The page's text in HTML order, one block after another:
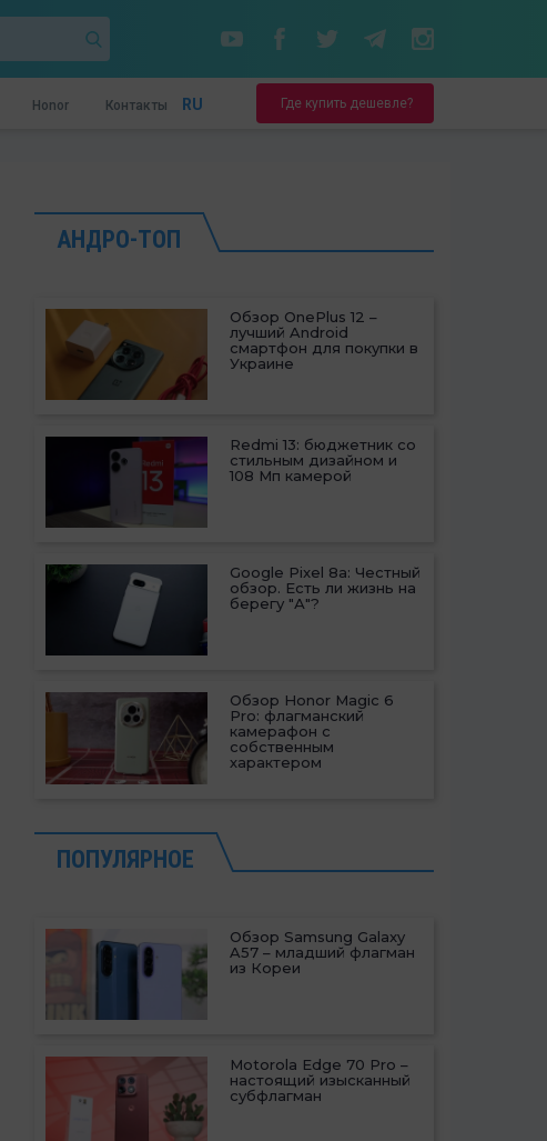
Honor Контакты RU Где купить дешевле?
АНДРО-ТОП
Обзор OnePlus 12 –
лучший Android
смартфон для покупки в
Украине
Redmi 13: бюджетник со
стильным дизайном и
108 Мп камерой
Google Pixel 8a: Честный
обзор. Есть ли жизнь на
берегу "А"?
Обзор Honor Magic 6
Pro: флагманский
камерафон с
собственным
характером
ПОПУЛЯРНОЕ
Обзор Samsung Galaxy
A57 – младший флагман
из Кореи
Motorola Edge 70 Pro –
настоящий изысканный
субфлагман